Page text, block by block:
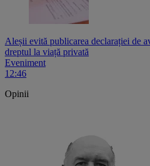
Aleșii evită publicarea declarației de
dreptul la viață privată
Eveniment
12:46
Opinii